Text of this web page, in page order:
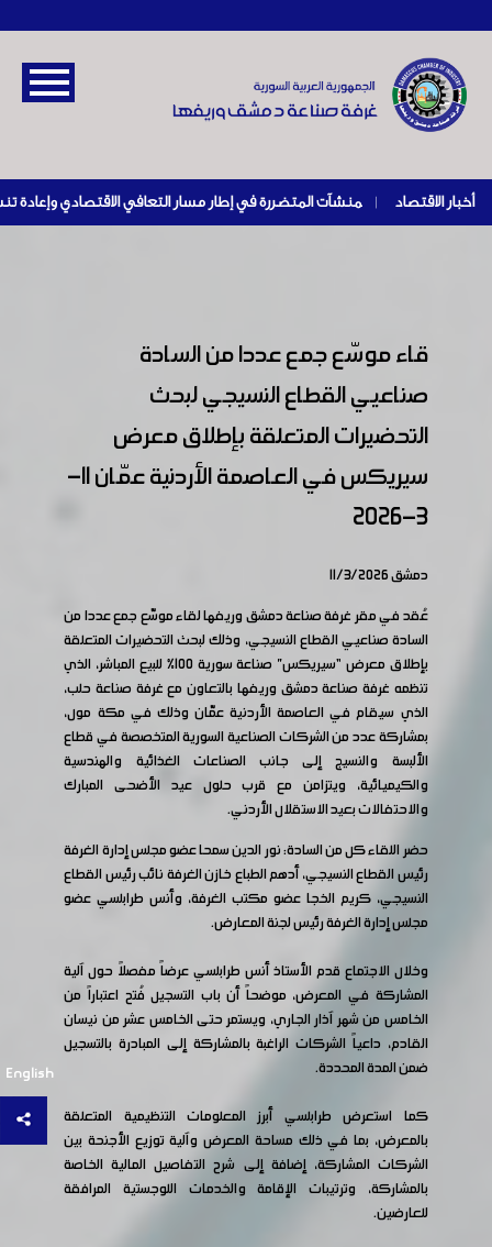
أخبار الاقتصاد |
English
قاء موسّع جمع عددا من السادة
صناعيي القطاع النسيجي لبحث
التحضيرات المتعلقة بإطلاق معرض
سيريكس في العاصمة الأردنية عمّان 11-
3-2026
دمشق 11/3/2026
عُقد في مقر غرفة صناعة دمشق وريفها لقاء موسّع جمع عددا من
السادة صناعيي القطاع النسيجي، وذلك لبحث التحضيرات المتعلقة
بإطلاق معرض “سيريكس” صناعة سورية 100% للبيع المباشر، الذي
تنظمه غرفة صناعة دمشق وريفها بالتعاون مع غرفة صناعة حلب،
الذي سيقام في العاصمة الأردنية عمّان وذلك في مكة مول،
بمشاركة عدد من الشركات الصناعية السورية المتخصصة في قطاع
الألبسة والنسيج إلى جانب الصناعات الغذائية والهندسية
والكيميائية، ويتزامن مع قرب حلول عيد الأضحى المبارك
والاحتفالات بعيد الاستقلال الأردني.
حضر اللقاء كل من السادة: نور الدين سمحا عضو مجلس إدارة الغرفة
رئيس القطاع النسيجي، أدهم الطباع خازن الغرفة نائب رئيس القطاع
النسيجي، كريم الخجا عضو مكتب الغرفة، وأنس طرابلسي عضو
مجلس إدارة الغرفة رئيس لجنة المعارض.
وخلال الاجتماع قدم الأستاذ أنس طرابلسي عرضاً مفصلاً حول آلية
المشاركة في المعرض، موضحاً أن باب التسجيل فُتح اعتباراً من
الخامس من شهر آذار الجاري، ويستمر حتى الخامس عشر من نيسان
القادم، داعياً الشركات الراغبة بالمشاركة إلى المبادرة بالتسجيل
ضمن المدة المحددة.
كما استعرض طرابلسي أبرز المعلومات التنظيمية المتعلقة
بالمعرض، بما في ذلك مساحة المعرض وآلية توزيع الأجنحة بين
الشركات المشاركة، إضافة إلى شرح التفاصيل المالية الخاصة
بالمشاركة، وترتيبات الإقامة والخدمات اللوجستية المرافقة
للعارضين.